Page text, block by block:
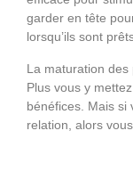
garder en tête
lorsqu’ils sont
La maturation
Plus vous y
bénéfices. Mais si
relation, alors